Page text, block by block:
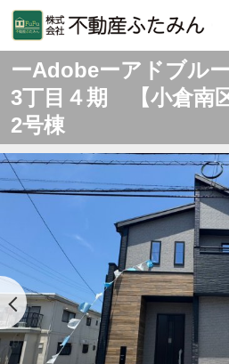
ーAdobeーアドブル
3丁目４期 【小倉南
2号棟